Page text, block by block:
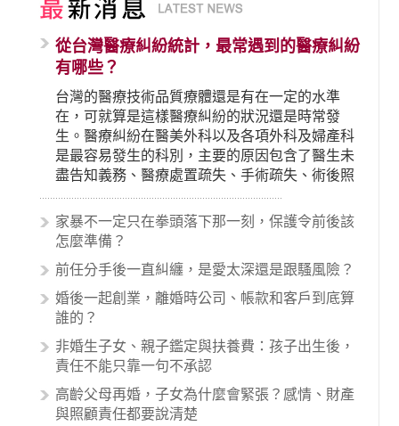
從台灣醫療糾紛統計，最常遇到的醫療糾紛
有哪些？
台灣的醫療技術品質療體還是有在一定的水準
在，可就算是這樣醫療糾紛的狀況還是時常發
生。醫療糾紛在醫美外科以及各項外科及婦產科
是最容易發生的科別，主要的原因包含了醫生未
盡告知義務、醫療處置疏失、手術疏失、術後照
顧失當、醫療費用的收取。雖然醫學進步，但醫
生與病患之間引起的糾紛還是經常發生。很多案
例中最後都走向訴訟流程，我們如果不幸遇到相
的內容其實非常多，有些案例…
家暴不一定只在拳頭落下那一刻，保護令前後該
怎麼準備？
前任分手後一直糾纏，是愛太深還是跟騷風險？
婚後一起創業，離婚時公司、帳款和客戶到底算
誰的？
非婚生子女、親子鑑定與扶養費：孩子出生後，
責任不能只靠一句不承認
高齡父母再婚，子女為什麼會緊張？感情、財產
與照顧責任都要說清楚